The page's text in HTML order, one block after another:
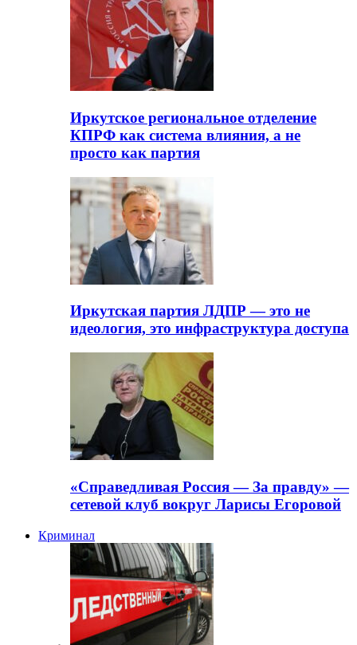
Иркутское региональное отделение
КПРФ как система влияния, а не
просто как партия
Иркутская партия ЛДПР — это не
идеология, это инфраструктура доступа
«Справедливая Россия — За правду» —
сетевой клуб вокруг Ларисы Егоровой
Криминал